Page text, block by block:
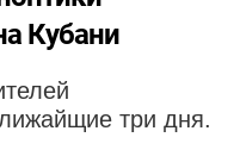
Кубани
три дня.